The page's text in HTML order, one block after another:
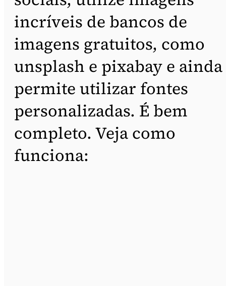
incríveis de bancos de
imagens gratuitos, como
unsplash e pixabay e ainda
permite utilizar fontes
personalizadas. É bem
completo. Veja como
funciona: